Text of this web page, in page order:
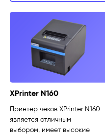
XPrinter N160
Принтер чеков XPrinter N160
является отличным
выбором, имеет высокие